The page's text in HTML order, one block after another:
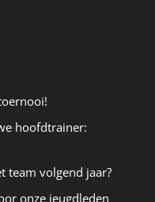
hoofdtrainer:
team volgend jaar?
onze jeugdleden